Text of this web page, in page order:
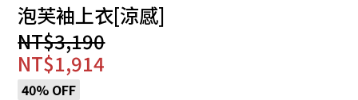
泡芙袖上衣[涼感]
NT$3,190
NT$1,914
40% OFF